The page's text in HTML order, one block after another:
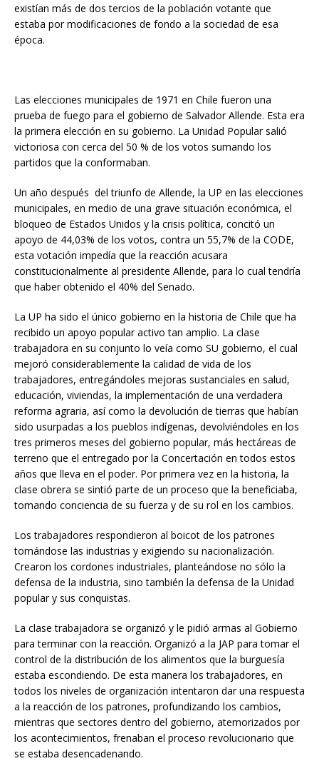
existían más de dos tercios de la población votante que
estaba por modificaciones de fondo a la sociedad de esa
época.
Las elecciones municipales de 1971 en Chile fueron una
prueba de fuego para el gobierno de Salvador Allende. Esta era
la primera elección en su gobierno. La Unidad Popular salió
victoriosa con cerca del 50 % de los votos sumando los
partidos que la conformaban.
Un año después del triunfo de Allende, la UP en las elecciones
municipales, en medio de una grave situación económica, el
bloqueo de Estados Unidos y la crisis política, concitó un
apoyo de 44,03% de los votos, contra un 55,7% de la CODE,
esta votación impedía que la reacción acusara
constitucionalmente al presidente Allende, para lo cual tendría
que haber obtenido el 40% del Senado.
La UP ha sido el único gobierno en la historia de Chile que ha
recibido un apoyo popular activo tan amplio. La clase
trabajadora en su conjunto lo veía como SU gobierno, el cual
mejoró considerablemente la calidad de vida de los
trabajadores, entregándoles mejoras sustanciales en salud,
educación, viviendas, la implementación de una verdadera
reforma agraria, así como la devolución de tierras que habían
sido usurpadas a los pueblos indígenas, devolviéndoles en los
tres primeros meses del gobierno popular, más hectáreas de
terreno que el entregado por la Concertación en todos estos
años que lleva en el poder. Por primera vez en la historia, la
clase obrera se sintió parte de un proceso que la beneficiaba,
tomando conciencia de su fuerza y de su rol en los cambios.
Los trabajadores respondieron al boicot de los patrones
tomándose las industrias y exigiendo su nacionalización.
Crearon los cordones industriales, planteándose no sólo la
defensa de la industria, sino también la defensa de la Unidad
popular y sus conquistas.
La clase trabajadora se organizó y le pidió armas al Gobierno
para terminar con la reacción. Organizó a la JAP para tomar el
control de la distribución de los alimentos que la burguesía
estaba escondiendo. De esta manera los trabajadores, en
todos los niveles de organización intentaron dar una respuesta
a la reacción de los patrones, profundizando los cambios,
mientras que sectores dentro del gobierno, atemorizados por
los acontecimientos, frenaban el proceso revolucionario que
se estaba desencadenando.